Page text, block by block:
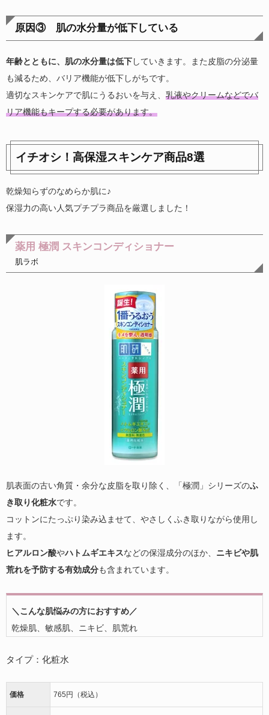
原因③ 肌の水分量が低下している
年齢とともに、肌の水分量は低下していきます。また皮脂の分泌量
も減るため、バリア機能が低下しがちです。
適切なスキンケアで肌にうるおいを与え、 乳液やクリームなどでバ
リア機能もキープする必要があります。
イチオシ！高保湿スキンケア商品8選
乾燥知らずのなめらか肌に♪
保湿力の高い人気プチプラ商品を厳選しました！
薬用 極潤 スキンコンディショナー
肌ラボ
肌表面の古い角質・余分な皮脂を取り除く、「極潤」シリーズのふ
き取り化粧水です。
コットンにたっぷり染み込ませて、やさしくふき取りながら使用し
ます。
ヒアルロン酸やハトムギエキスなどの保湿成分のほか、 ニキビや肌
荒れを予防する有効成分も含まれています。
＼こんな肌悩みの方におすすめ／
乾燥肌、敏感肌、ニキビ、肌荒れ
タイプ： 化粧水
価格 765円（税込）